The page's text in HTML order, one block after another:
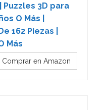
3D para
O Más |
162 Piezas |
Más
Comprar en Amazon